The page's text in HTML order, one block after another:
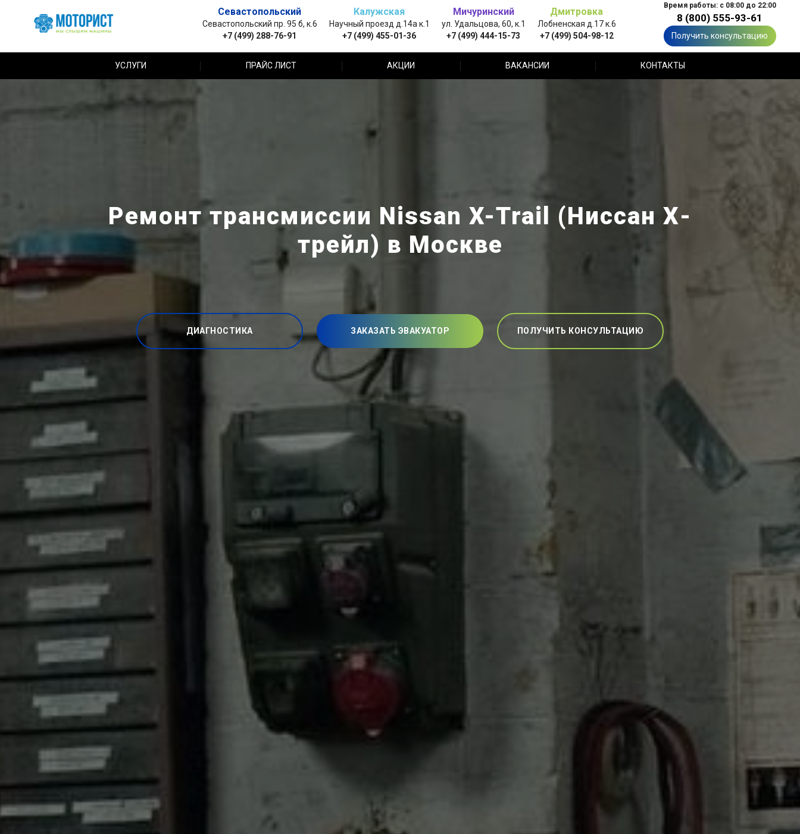
Севастопольский
Севастопольский пр. 95 б, к.6
+7 (499) 288-76-91
Калужская
Научный проезд д.14а к.1
+7 (499) 455-01-36
Мичуринский
ул. Удальцова, 60, к.1
+7 (499) 444-15-73
Дмитровка
Лобненская д.17 к.6
+7 (499) 504-98-12
Время работы: с 08:00 до 22:00
8 (800) 555-93-61
Получить консультацию
УСЛУГИ ПРАЙС ЛИСТ АКЦИИ ВАКАНСИИ КОНТАКТЫ
Ремонт трансмиссии Nissan X-Trail (Ниссан Х-
трейл) в Москве
ДИАГНОСТИКА ЗАКАЗАТЬ ЭВАКУАТОР ПОЛУЧИТЬ КОНСУЛЬТАЦИЮ